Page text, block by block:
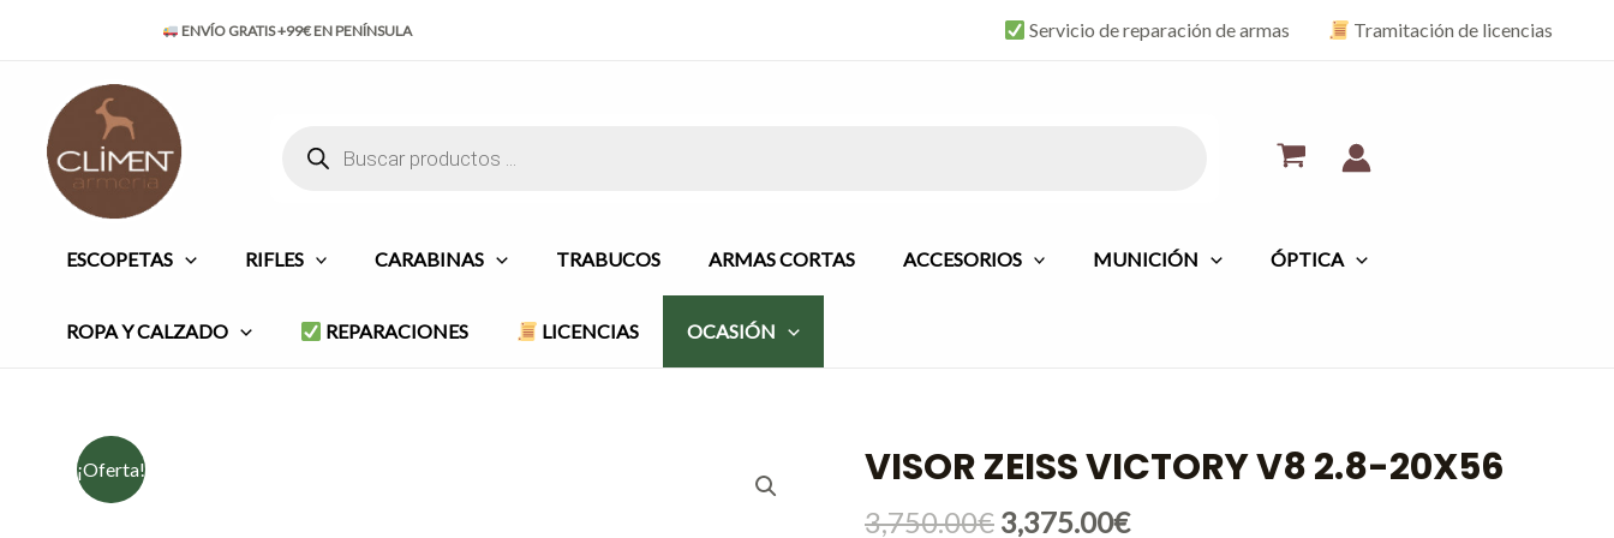
ENVÍO GRATIS +99€ EN PENÍNSULA Servicio de reparación de armas Tramitación de licencias
productos
ESCOPETAS RIFLES CARABINAS TRABUCOS ARMAS CORTAS ACCESORIOS MUNICIÓN ÓPTICA
ROPA Y CALZADO REPARACIONES LICENCIAS OCASIÓN
¡Oferta! VISOR ZEISS VICTORY V8 2.8-20X56
3,750.00€
El
precio
original
3,375.00€
El
precio
actual
VISOR
VICTORY